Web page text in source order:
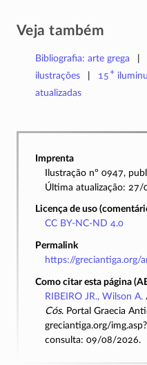
Veja também
Bibliografia: arte grega
ilustrações
15+
atualizadas
Imprenta
Ilustração nº 0947,
Última atualização:
Licença de uso
CC BY-NC-ND 4.0
Permalink
https://greciantiga.org/
Como citar esta página
RIBEIRO JR., Wilson A.
Cós. Portal Graecia
greciantiga.org/
consulta: 09/08/2026.